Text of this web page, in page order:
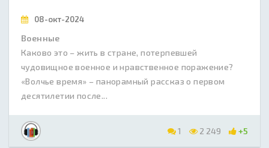
08-окт-2024
Военные
Каково это – жить в стране, потерпевшей
чудовищное военное и нравственное поражение?
«Волчье время» – панорамный рассказ о первом
десятилетии после...
1 2 249 +5